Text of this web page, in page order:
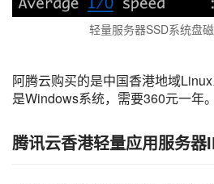
轻量服务器SSD系统盘
阿腾云购买的是中国香港地域
是Windows系统，需要360元一年。
腾讯云香港轻量应用服务器